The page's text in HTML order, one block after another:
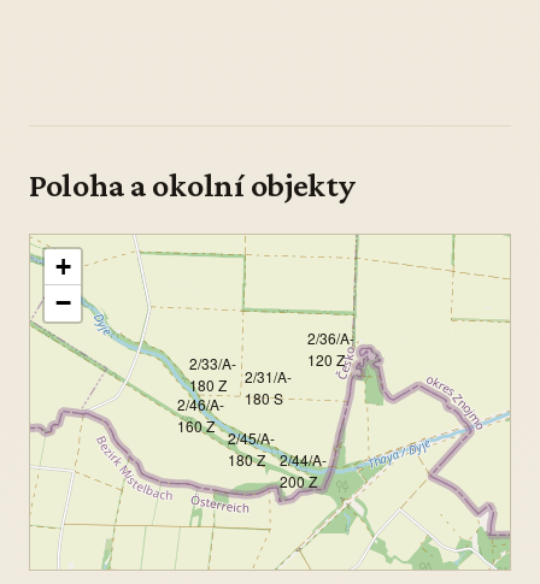
Poloha a okolní objekty
2/44/A-
200 Z
2/45/A-
180 Z
2/31/A-
180 S
2/46/A-
160 Z
2/36/A-
120 Z
2/33/A-
180 Z
+
−